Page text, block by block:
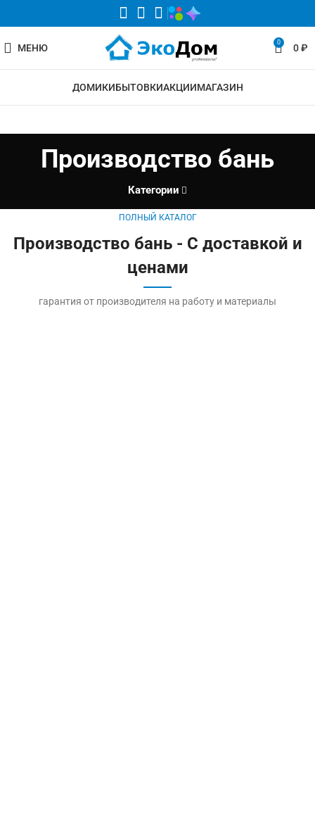
МЕНЮ 0 0₽
ДОМИКИБЫТОВКИАКЦИИМАГАЗИН
Производство бань
Категории
ПОЛНЫЙ КАТАЛОГ
Производство бань - С доставкой и
ценами
гарантия от производителя на работу и материалы